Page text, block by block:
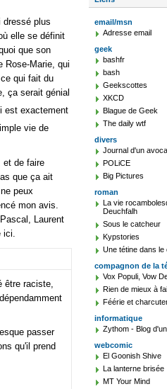
dressé plus
elle se définit
que son
Rose-Marie, qui
qui fait du
ça serait génial
est exactement
vie de
et de faire
que ça ait
peux
mon avis.
Laurent
être raciste,
passer
qu'il prend
email/msn
Adresse email
geek
bashfr
bash
Geekscottes
XKCD
Blague de Geek
The daily wtf
divers
Journal d'un
POLiCE
Big Pictures
roman
La vie
Deuchfalh
Sous le catcheur
Kypstories
Une tétine dans le
compagnon de la
Vox Populi, Vow
Rien de mieux à
Féérie et
informatique
Zythom - Blog
webcomic
El Goonish Shive
La lanterne brisée
MT Your Mind